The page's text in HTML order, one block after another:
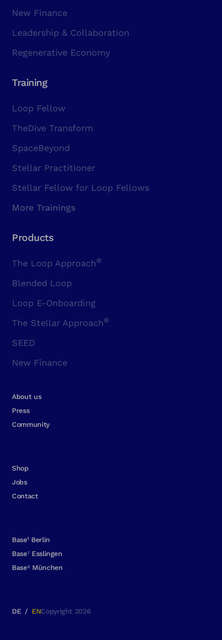
New Finance
Leadership & Collaboration
Regenerative Economy
Training
Loop Fellow
TheDive Transform
SpaceBeyond
Stellar Practitioner
Stellar Fellow for Loop Fellows
More Trainings
Products
The Loop Approach®
Blended Loop
Loop E-Onboarding
The Stellar Approach®
SEED
New Finance
About us
Press
Community
Shop
Jobs
Contact
Base¹ Berlin
Base⁷ Esslingen
Base⁸ München
DE / ENCopyright 2026